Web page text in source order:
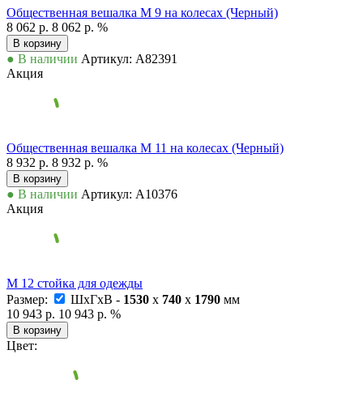
Общественная вешалка М 9 на колесах (Черный)
8 062 р. 8 062 р. %
В корзину
● В наличии Артикул: А82391
Акция
Общественная вешалка М 11 на колесах (Черный)
8 932 р. 8 932 р. %
В корзину
● В наличии Артикул: А10376
Акция
М 12 стойка для одежды
Размер:
ШxГxВ - 1530 x 740 x 1790 мм
10 943 р. 10 943 р. %
В корзину
Цвет: